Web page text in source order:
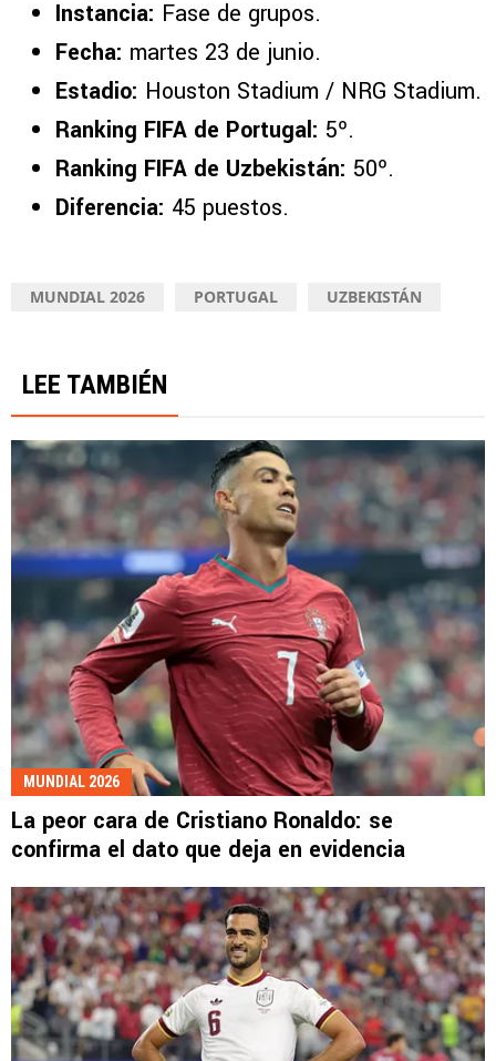
Instancia: Fase de grupos.
Fecha: martes 23 de junio.
Estadio: Houston Stadium / NRG Stadium.
Ranking FIFA de Portugal: 5º.
Ranking FIFA de Uzbekistán: 50º.
Diferencia: 45 puestos.
MUNDIAL 2026 PORTUGAL UZBEKISTÁN
LEE TAMBIÉN
MUNDIAL 2026
La peor cara de Cristiano Ronaldo: se
confirma el dato que deja en evidencia